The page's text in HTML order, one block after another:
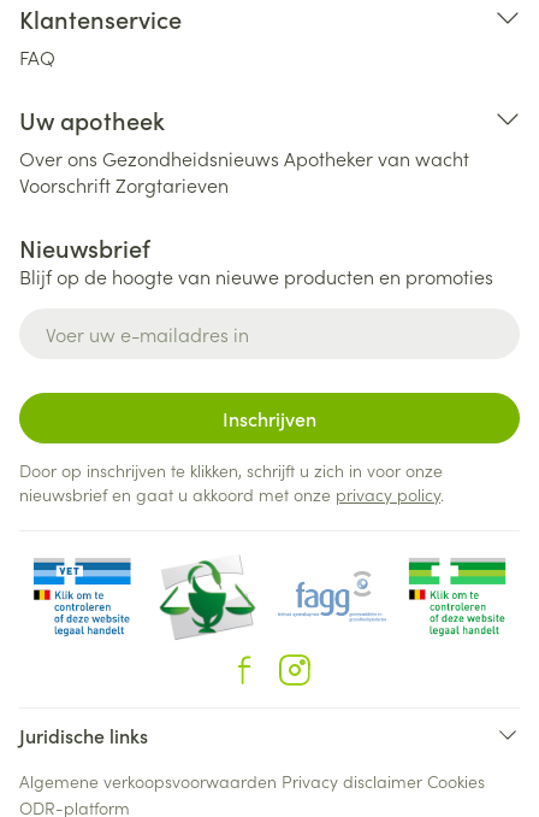
Klantenservice
FAQ
Uw apotheek
Over ons Gezondheidsnieuws Apotheker van wacht
VoorschriftZorgtarieven
Nieuwsbrief
Blijf op de hoogte van nieuwe producten en promoties
Inschrijven
Door op inschrijven te klikken, schrijft u zich in voor onze
nieuwsbrief en gaat u akkoord met onze privacy policy.
Juridische links
Algemene verkoopsvoorwaarden Privacy disclaimer Cookies
ODR-platform